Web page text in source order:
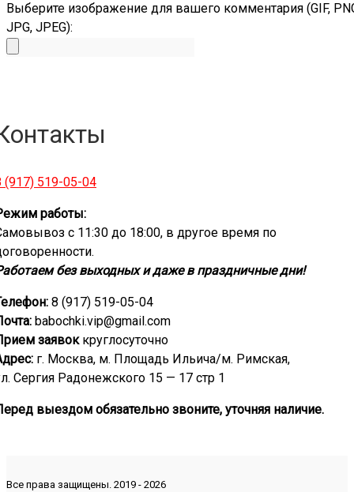
Выберите изображение для вашего комментария (GIF,
JPG, JPEG):
(917) 519-05-04
работы:
с 11:30 до 18:00, в другое время по
без выходных и даже в праздничные дни!
8 (917) 519-05-04
babochki.vip@gmail.com
заявоккруглосуточно
г. Москва, м. Площадь Ильича/м. Римская,
Сергия Радонежского 15 — 17 стр 1
выездом обязательно звоните, уточняя наличие.
Все права защищены. 2019 - 2026